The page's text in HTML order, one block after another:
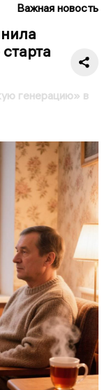
Важная новость
генерацию» в